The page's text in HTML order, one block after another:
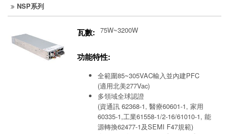
NSP系列
瓦數: 75W~3200W
功能特性:
全範圍85~305VAC輸入並內建PFC
(適用北美277Vac)
多領域全球認證
(資通訊 62368-1, 醫療60601-1, 家用
60335-1,工業61558-1/2-16/61010-1, 能
源轉換62477-1及SEMI F47規範)